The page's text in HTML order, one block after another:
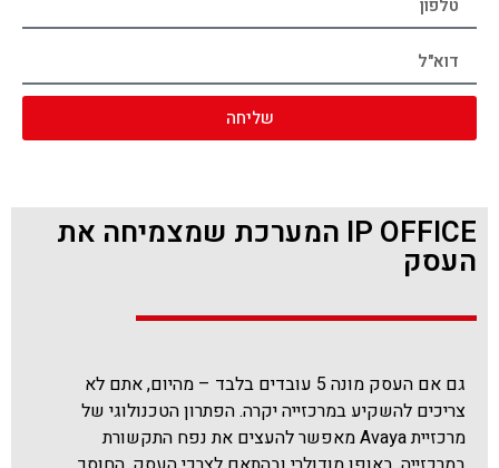
שליחה
IP OFFICE המערכת שמצמיחה את
העסק
גם אם העסק מונה 5 עובדים בלבד – מהיום, אתם לא
צריכים להשקיע במרכזייה יקרה. הפתרון הטכנולוגי של
מרכזיית Avaya מאפשר להעצים את נפח התקשורת